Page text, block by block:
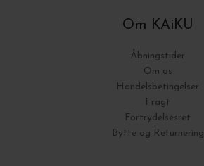
Om KAiKU
Åbningstider
Om os
Handelsbetingelser
Fragt
Fortrydelsesret
Bytte og Returnering